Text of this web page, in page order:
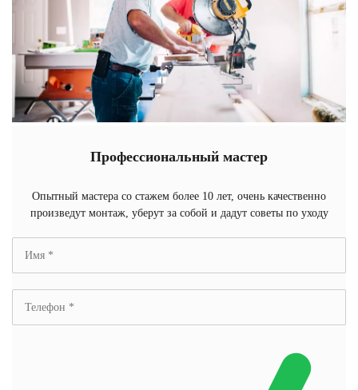
Профессиональный мастер
Опытный мастера со стажем более 10 лет, очень качественно
произведут монтаж, уберут за собой и дадут советы по уходу